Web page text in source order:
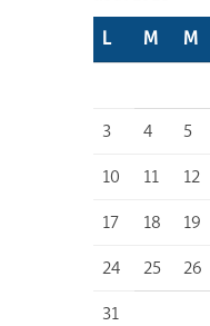
L
M M
3
4 5
10
11 12
17
18 19
24
25 26
31